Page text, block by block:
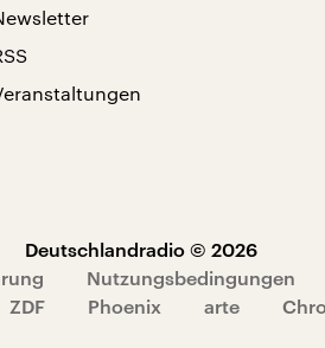
Deutschlandradio © 2026
Nutzungsbedingungen
ZDF Phoenix arte